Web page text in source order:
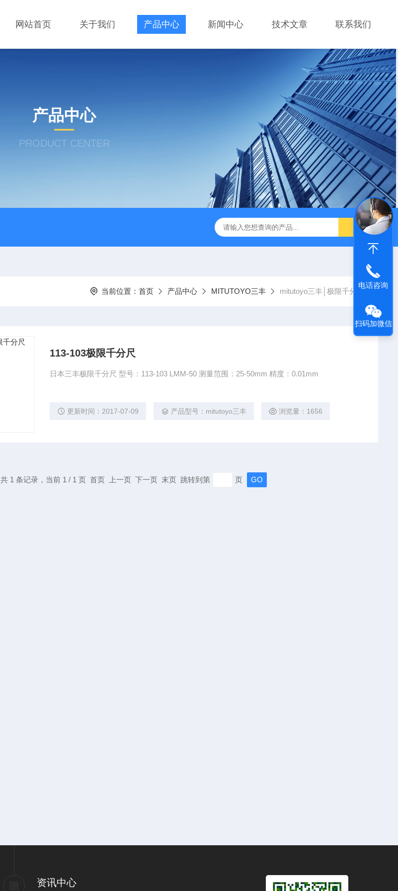
网站首页 关于我们 产品中心 新闻中心 技术文章 联系我们
产品中心
PRODUCT CENTER
当前位置： 首页 产品中心 MITUTOYO三丰 mitutoyo三丰│极限千分尺
113-103极限千分尺
日本三丰极限千分尺 型号：113-103 LMM-50 测量范围：25-50mm 精度：0.01mm
更新时间：2017-07-09 产品型号：mitutoyo三丰 浏览量：1656
共 1 条记录，当前 1 / 1 页 首页 上一页 下一页 末页 跳转到第 页
资讯中心
电话咨询
扫码加微信